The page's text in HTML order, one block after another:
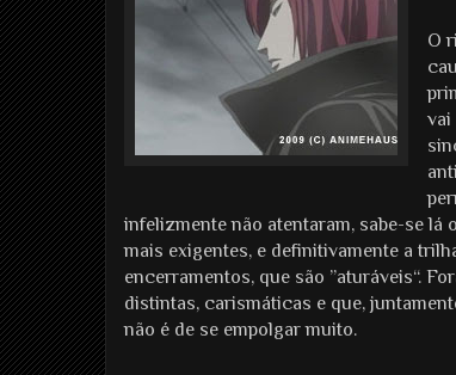
O
vai
infelizmente não atentaram, sabe-se lá
mais exigentes, e definitivamente a
encerramentos, que são ”aturáveis“.
distintas, carismáticas e que,
não é de se empolgar muito.